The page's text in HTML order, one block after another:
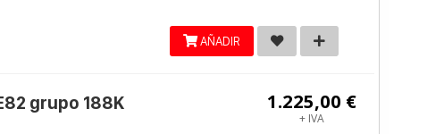
AÑADIR
1.225,00 €
+ IVA
grupo 188K